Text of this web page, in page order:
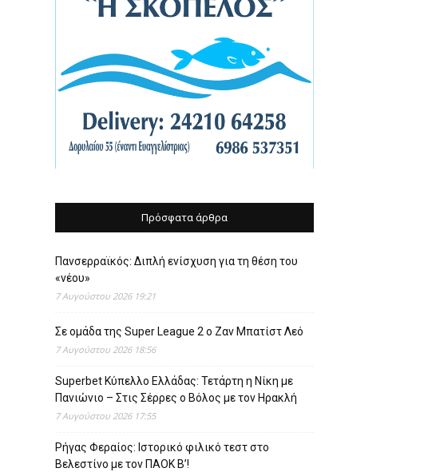
Πρόσφατα άρθρα
Πανσερραϊκός: Διπλή ενίσχυση για τη θέση του
«νέου»
7 Αυγούστου 2026 19:21
Σε ομάδα της Super League 2 o Ζαν Μπατίστ Λεό
7 Αυγούστου 2026 18:56
Superbet Κύπελλο Ελλάδας: Τετάρτη η Νίκη με
Πανιώνιο – Στις Σέρρες ο Βόλος με τον Ηρακλή
7 Αυγούστου 2026 17:55
Ρήγας Φεραίος: Ιστορικό φιλικό τεστ στο
Βελεστίνο με τον ΠΑΟΚ Β’!